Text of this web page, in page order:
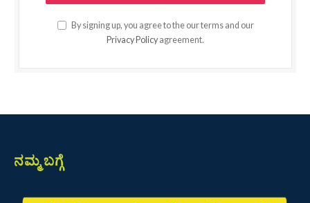
By signing up, you agree to the our terms and our
Privacy Policy agreement.
ನಮ್ಮ ಬಗ್ಗೆ